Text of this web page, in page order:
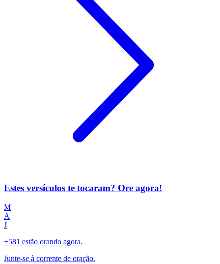
Estes versículos te tocaram? Ore agora!
M
A
J
+581 estão orando agora.
Junte-se à corrente de oração.